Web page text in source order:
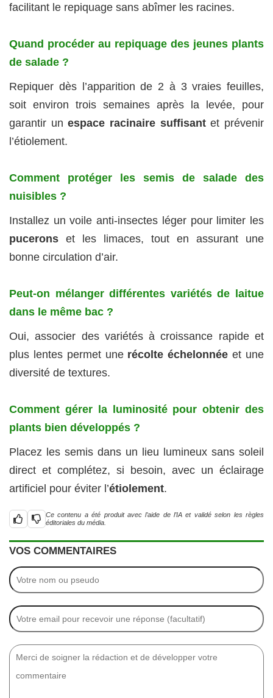
facilitant le repiquage sans abîmer les racines.
Quand procéder au repiquage des jeunes plants
de salade ?
Repiquer dès l’apparition de 2 à 3 vraies feuilles,
soit environ trois semaines après la levée, pour
garantir unespace racinaire suffisantet prévenir
l’étiolement.
Comment protéger les semis de salade des
nuisibles ?
Installez un voile anti-insectes léger pour limiter les
pucerons et les limaces, tout en assurant une
bonne circulation d’air.
Peut-on mélanger différentes variétés de laitue
dans le même bac ?
Oui, associer des variétés à croissance rapide et
plus lentes permet une récolte échelonnée et une
diversité de textures.
Comment gérer la luminosité pour obtenir des
plants bien développés ?
Placez les semis dans un lieu lumineux sans soleil
direct et complétez, si besoin, avec un éclairage
artificiel pour éviter l’étiolement.
Ce contenu a été produit avec l’aide de l’IA et validé selon les règles
éditoriales du média.
VOS COMMENTAIRES